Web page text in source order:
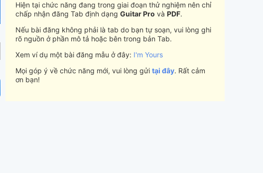
Hiện tại chức năng đang trong giai đoạn thử nghiệm nên chỉ
chấp nhận đăng Tab định dạng Guitar Pro và PDF.
Nếu bài đăng không phải là tab do bạn tự soạn, vui lòng ghi
rõ nguồn ở phần mô tả hoặc bên trong bản Tab.
Xem ví dụ một bài đăng mẫu ở đây: I'm Yours
Mọi góp ý về chức năng mới, vui lòng gửi tại đây. Rất cảm
ơn bạn!